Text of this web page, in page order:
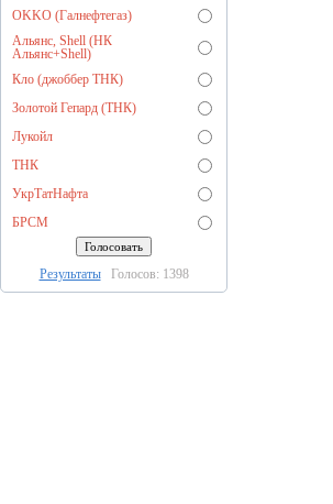
OKKO (Галнефтегаз)
Альянс, Shell (НК
Альянс+Shell)
Кло (джоббер ТНК)
Золотой Гепард (ТНК)
Лукойл
ТНК
УкрТатНафта
БРСМ
РезультатыГолосов: 1398